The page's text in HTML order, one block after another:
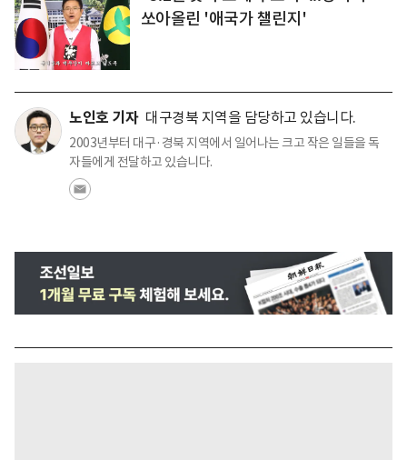
쏘아올린 '애국가 챌린지'
노인호 기자 대구경북 지역을 담당하고 있습니다.
2003년부터 대구·경북 지역에서 일어나는 크고 작은 일들을 독
자들에게 전달하고 있습니다.